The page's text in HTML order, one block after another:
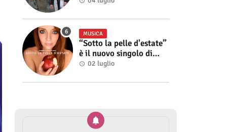
MUSICA
“Sotto la pelle d'estate”
è il nuovo singolo di
Roberta Modìgliani
02 luglio